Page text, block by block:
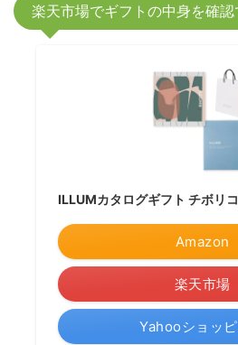
楽天市場でギフトの中身を確認
ILLUMカタログギフト チボリ
Amazon
楽天市場
Yahooショッ